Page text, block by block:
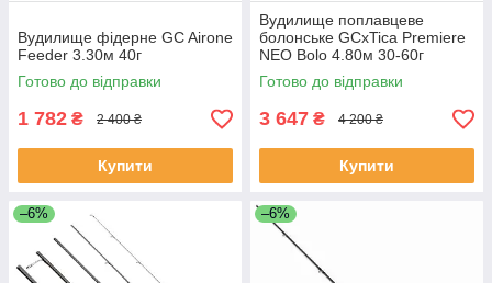
Вудилище фідерне GC Airone
Feeder 3.30м 40г
Готово до відправки
1 782 ₴ 2 400 ₴
Купити
Вудилище поплавцеве
болонське GCxTica Premiere
NEO Bolo 4.80м 30-60г
Готово до відправки
3 647 ₴ 4 200 ₴
Купити
–6% –6%